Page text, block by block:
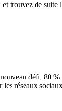
trouvez de
défi, 80
réseaux